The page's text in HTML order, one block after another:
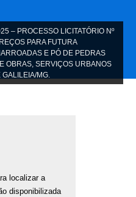
– PROCESSO LICITATÓRIO Nº
PARA FUTURA
E PÓ DE PEDRAS
OBRAS, SERVIÇOS URBANOS
MG.
localizar a
disponibilizada